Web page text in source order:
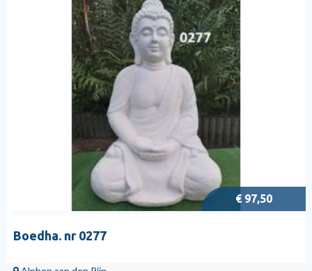
€ 97,50
Boedha. nr 0277